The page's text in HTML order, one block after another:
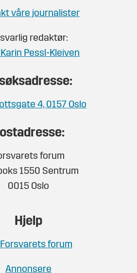
våre journalister
redaktør:
Pessl-Kleiven
4, 0157 Oslo
forum
1550 Sentrum
0015 Oslo
Hjelp
Forsvarets forum
Annonsere